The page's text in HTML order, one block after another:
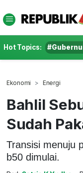
Hot Topics:
Ekonomi Energi
Bahlil
Sudah
Transisi menuju
b50 dimulai.